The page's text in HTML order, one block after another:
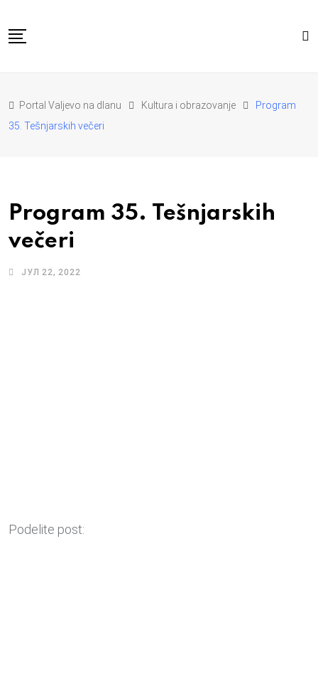
to
REGION
PRIVREDA
POLITIKA
EKOLOGIJA
O NAMA
Portal Valjevo na dlanu Kultura i obrazovanje
Program
35. Tešnjarskih večeri
Program 35. Tešnjarskih
večeri
ЈУЛ 22, 2022
Podelite post: